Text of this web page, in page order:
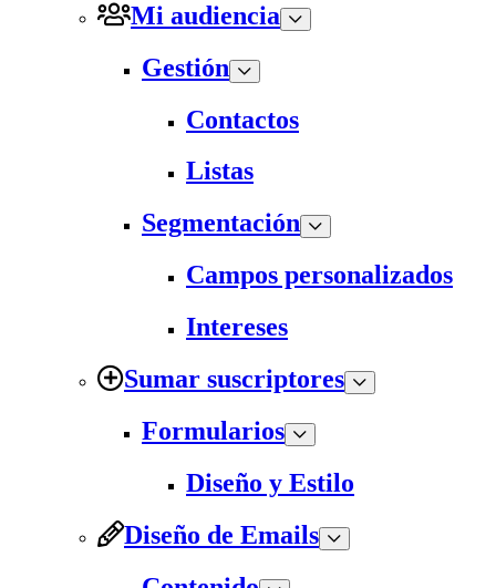
Mi audiencia
Gestión
Contactos
Listas
Segmentación
Campos personalizados
Intereses
Sumar suscriptores
Formularios
Diseño y Estilo
Diseño de Emails